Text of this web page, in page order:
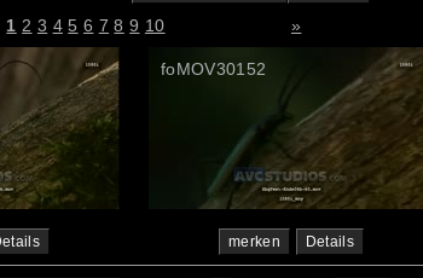
1 2 3 4 5 6 7 8 9 10 »
foMOV30152
merken Details